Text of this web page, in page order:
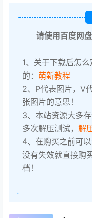
请使用百度网
1、关于下载后怎
的： 萌新教程
2、P代表图片，V
张图片的意思！
3、本站资源大多
多次解压测试， 解
4、在购买之前可
没有失效就直接购
档！